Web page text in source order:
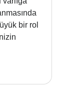
bir rol